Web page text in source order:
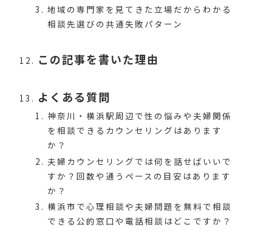
地域の専門家を見てきた立場だからわかる
相談先選びの共通失敗パターン
この記事を書いた理由
よくある質問
神奈川・横浜駅周辺で性の悩みや夫婦関係
を相談できるカウンセリングはあります
か？
夫婦カウンセリングでは何を話せばいいで
すか？回数や通うペースの目安はあります
か？
横浜市で心理相談や夫婦問題を無料で相談
できる公的窓口や電話相談はどこですか？